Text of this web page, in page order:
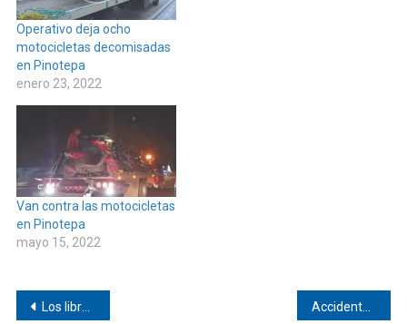
Operativo deja ocho
motocicletas decomisadas
en Pinotepa
enero 23, 2022
Van contra las motocicletas
en Pinotepa
mayo 15, 2022
Navegación
Los libros no son esenciales en el sector 02 de Pinotepa